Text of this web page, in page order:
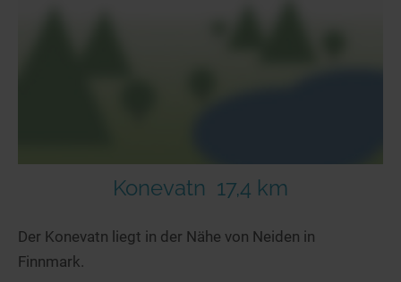
Konevatn 17,4 km
Der Konevatn liegt in der Nähe von Neiden in
Finnmark.